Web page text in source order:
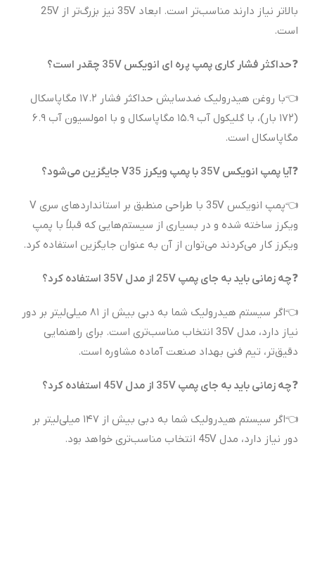
بالاتر نیاز دارند مناسب‌تر است. ابعاد 35V نیز بزرگ‌تر از 25V
است.
❓حداکثر فشار کاری پمپ پره ای انویکس 35V چقدر است؟
👈با روغن هیدرولیک ضدسایش حداکثر فشار ۱۷.۲ مگاپاسکال
(۱۷۲ بار)، با گلیکول آب ۱۵.۹ مگاپاسکال و با امولسیون آب ۶.۹
مگاپاسکال است.
❓آیا پمپ انویکس 35V با پمپ ویکرز V35 جایگزین می‌شود؟
👈پمپ انویکس 35V با طراحی منطبق بر استانداردهای سری V
ویکرز ساخته شده و در بسیاری از سیستم‌هایی که قبلاً با پمپ
ویکرز کار می‌کردند می‌توان از آن به عنوان جایگزین استفاده کرد.
❓چه زمانی باید به جای پمپ 25V از مدل 35V استفاده کرد؟
👈اگر سیستم هیدرولیک شما به دبی بیش از ۸۱ میلی‌لیتر بر دور
نیاز دارد، مدل 35V انتخاب مناسب‌تری است. برای راهنمایی
دقیق‌تر، تیم فنی بهداد صنعت آماده مشاوره است.
❓چه زمانی باید به جای پمپ 35V از مدل 45V استفاده کرد؟
👈اگر سیستم هیدرولیک شما به دبی بیش از ۱۴۷ میلی‌لیتر بر
دور نیاز دارد، مدل 45V انتخاب مناسب‌تری خواهد بود.